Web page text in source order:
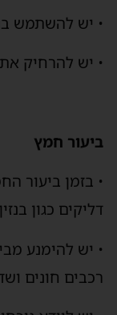
• יש להשתמש
• יש להרחיק
ביעור חמץ
• בזמן ביעור
דליקים כגון
• יש להימנע
רכבים חונים